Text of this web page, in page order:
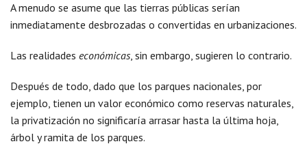
A menudo se asume que las tierras públicas serían
inmediatamente desbrozadas o convertidas en urbanizaciones.
Las realidades económicas, sin embargo, sugieren lo contrario.
Después de todo, dado que los parques nacionales, por
ejemplo, tienen un valor económico como reservas naturales,
la privatización no significaría arrasar hasta la última hoja,
árbol y ramita de los parques.